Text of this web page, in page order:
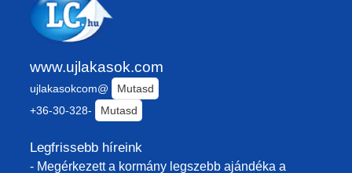
www.ujlakasok.com
ujlakasokcom@
Mutasd
+36-30-328-
Mutasd
Legfrissebb híreink
- Megérkezett a kormány legszebb ajándéka a